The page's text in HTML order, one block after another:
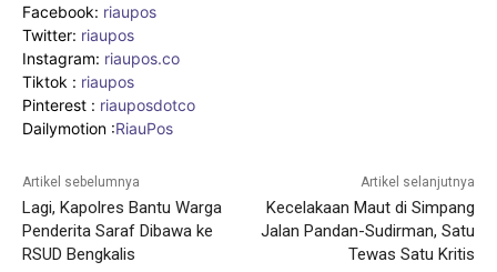
Facebook: riaupos
Twitter: riaupos
Instagram: riaupos.co
Tiktok : riaupos
Pinterest : riauposdotco
Dailymotion :RiauPos
Artikel sebelumnya
Lagi, Kapolres Bantu Warga
Penderita Saraf Dibawa ke
RSUD Bengkalis
Artikel selanjutnya
Kecelakaan Maut di Simpang
Jalan Pandan-Sudirman, Satu
Tewas Satu Kritis